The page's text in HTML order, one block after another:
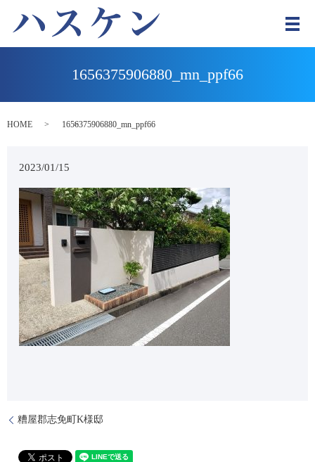
メ
1656375906880_mn_ppf66
HOME 1656375906880_mn_ppf66
2023/01/15
糟屋郡志免町K様邸